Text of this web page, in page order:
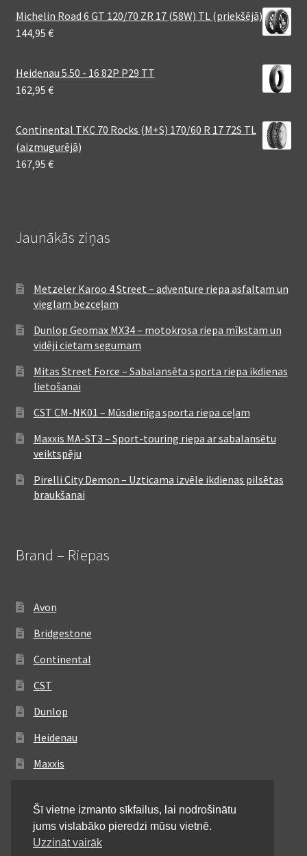
Michelin Road 6 GT 120/70 ZR 17 (58W) TL (priekšējā)
144,95 €
Heidenau 5.50 - 16 82P P29 TT
162,95 €
Continental TKC 70 Rocks (M+S) 170/60 R 17 72S TL
(aizmugurējā)
167,95 €
Jaunākās ziņas
Metzeler Karoo 4 Street – adventure riepa asfaltam un
vieglam bezceļam
Dunlop Geomax MX34 – motokrosa riepa mīkstam un
vidēji cietam segumam
Mitas Street Force – Sabalansēta sporta riepa ikdienas
lietošanai
CST CM-NK01 – Mūsdienīga sporta riepa ceļam
Maxxis MA-ST3 – Sport-touring riepa ar sabalansētu
veiktspēju
Pirelli City Demon – Uzticama izvēle ikdienas pilsētas
braukšanai
Brand – Riepas
Avon
Bridgestone
Continental
CST
Dunlop
Heidenau
Maxxis
Michelin
Mitas
Šī vietne izmanto sīkfailus, lai nodrošinātu
jums vislabāko pieredzi mūsu vietnē.
Uzzināt vairāk